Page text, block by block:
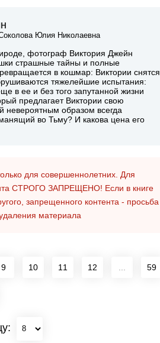
Юлия Николаевна
фотограф Виктория Джейн
страшные тайны и полные
в кошмар: Виктории снятся
тяжелейшие испытания:
в ее и без того запутанной жизни
предлагает Виктории свою
невероятным образом всегда
во Тьму? И какова цена его
для совершеннолетних. Для
СТРОГО ЗАПРЕЩЕНО! Если в книге
запрещенного контента - просьба
материала
9 10 11 12 59